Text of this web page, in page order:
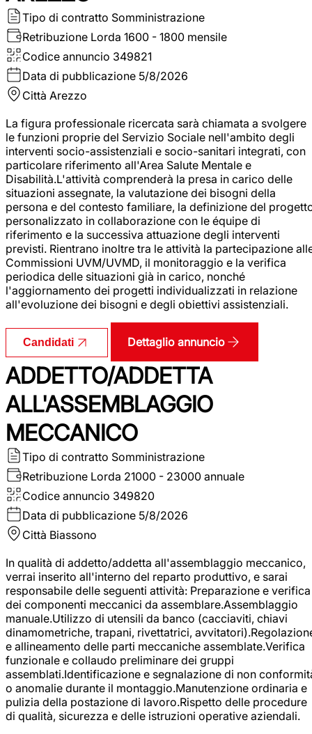
Tipo di contratto Somministrazione
Retribuzione Lorda 1600 - 1800 mensile
Codice annuncio 349821
Data di pubblicazione 5/8/2026
Città Arezzo
La figura professionale ricercata sarà chiamata a svolgere
le funzioni proprie del Servizio Sociale nell'ambito degli
interventi socio-assistenziali e socio-sanitari integrati, con
particolare riferimento all'Area Salute Mentale e
Disabilità.L'attività comprenderà la presa in carico delle
situazioni assegnate, la valutazione dei bisogni della
persona e del contesto familiare, la definizione del
personalizzato in collaborazione con le équipe di
riferimento e la successiva attuazione degli interventi
previsti. Rientrano inoltre tra le attività la partecipazione
Commissioni UVM/UVMD, il monitoraggio e la verifica
periodica delle situazioni già in carico, nonché
l'aggiornamento dei progetti individualizzati in relazione
all'evoluzione dei bisogni e degli obiettivi assistenziali.
Candidati Dettaglio annuncio
ADDETTO/ADDETTA
ALL'ASSEMBLAGGIO
MECCANICO
Tipo di contratto Somministrazione
Retribuzione Lorda 21000 - 23000 annuale
Codice annuncio 349820
Data di pubblicazione 5/8/2026
Città Biassono
In qualità di addetto/addetta all'assemblaggio meccanico,
verrai inserito all'interno del reparto produttivo, e sarai
responsabile delle seguenti attività: Preparazione e verifica
dei componenti meccanici da assemblare.Assemblaggio
manuale.Utilizzo di utensili da banco (cacciaviti, chiavi
dinamometriche, trapani, rivettatrici,
e allineamento delle parti meccaniche assemblate.Verifica
funzionale e collaudo preliminare dei gruppi
assemblati.Identificazione e segnalazione di non
o anomalie durante il montaggio.Manutenzione ordinaria e
pulizia della postazione di lavoro.Rispetto delle procedure
di qualità, sicurezza e delle istruzioni operative aziendali.